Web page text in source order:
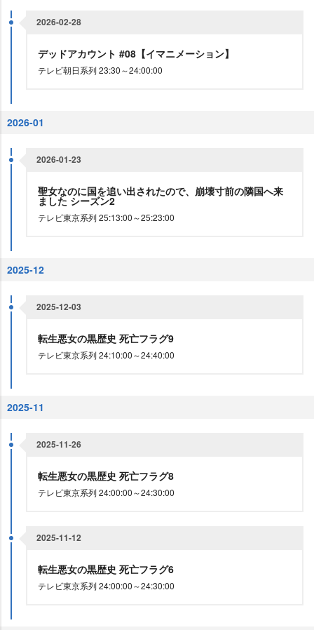
2026-02-28
デッドアカウント #08【イマニメーション】
テレビ朝日系列 23:30～24:00:00
2026-01
2026-01-23
聖女なのに国を追い出されたので、崩壊寸前の隣国へ来
ました シーズン2
テレビ東京系列 25:13:00～25:23:00
2025-12
2025-12-03
転生悪女の黒歴史 死亡フラグ9
テレビ東京系列 24:10:00～24:40:00
2025-11
2025-11-26
転生悪女の黒歴史 死亡フラグ8
テレビ東京系列 24:00:00～24:30:00
2025-11-12
転生悪女の黒歴史 死亡フラグ6
テレビ東京系列 24:00:00～24:30:00